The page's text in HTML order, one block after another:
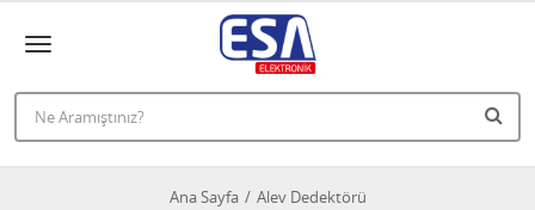
Ana Sayfa Alev Dedektörü